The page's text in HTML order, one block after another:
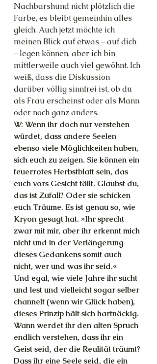
Nachbarshund nicht plötzlich die
Farbe, es bleibt gemeinhin alles
gleich. Auch jetzt möchte ich
meinen Blick auf etwas – auf dich
– legen können, aber ich bin
mittlerweile auch viel gewöhnt. Ich
weiß, dass die Diskussion
darüber völlig sinnfrei ist, ob du
als Frau erscheinst oder als Mann
oder noch ganz anders.
W: Wenn ihr doch nur verstehen
würdet, dass andere Seelen
ebenso viele Möglichkeiten haben,
sich euch zu zeigen. Sie können ein
feuerrotes Herbstblatt sein, das
euch vors Gesicht fällt. Glaubst du,
das ist Zufall? Oder sie schicken
euch Träume. Es ist genau so, wie
Kryon gesagt hat. »Ihr sprecht
zwar mit mir, aber ihr erkennt mich
nicht und in der Verlängerung
dieses Gedankens somit auch
nicht, wer und was ihr seid.«
Und egal, wie viele Jahre ihr sucht
und lest und vielleicht sogar selber
channelt (wenn wir Glück haben),
dieses Prinzip hält sich hartnäckig.
Wann werdet ihr den alten Spruch
endlich verstehen, dass ihr ein
Geist seid, der die Realität träumt?
Dass ihr eine Seele seid, die ein